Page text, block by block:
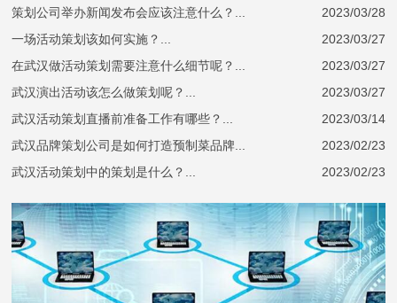
2023/03/28
策划公司举办新闻发布会应该注意什么？...
2023/03/27
一场活动策划该如何实施？...
2023/03/27
在武汉做活动策划需要注意什么细节呢？...
2023/03/27
武汉演出活动该怎么做策划呢？...
2023/03/14
武汉活动策划直播前准备工作有哪些？...
2023/02/23
武汉品牌策划公司是如何打造预制菜品牌...
2023/02/23
武汉活动策划中的策划是什么？...